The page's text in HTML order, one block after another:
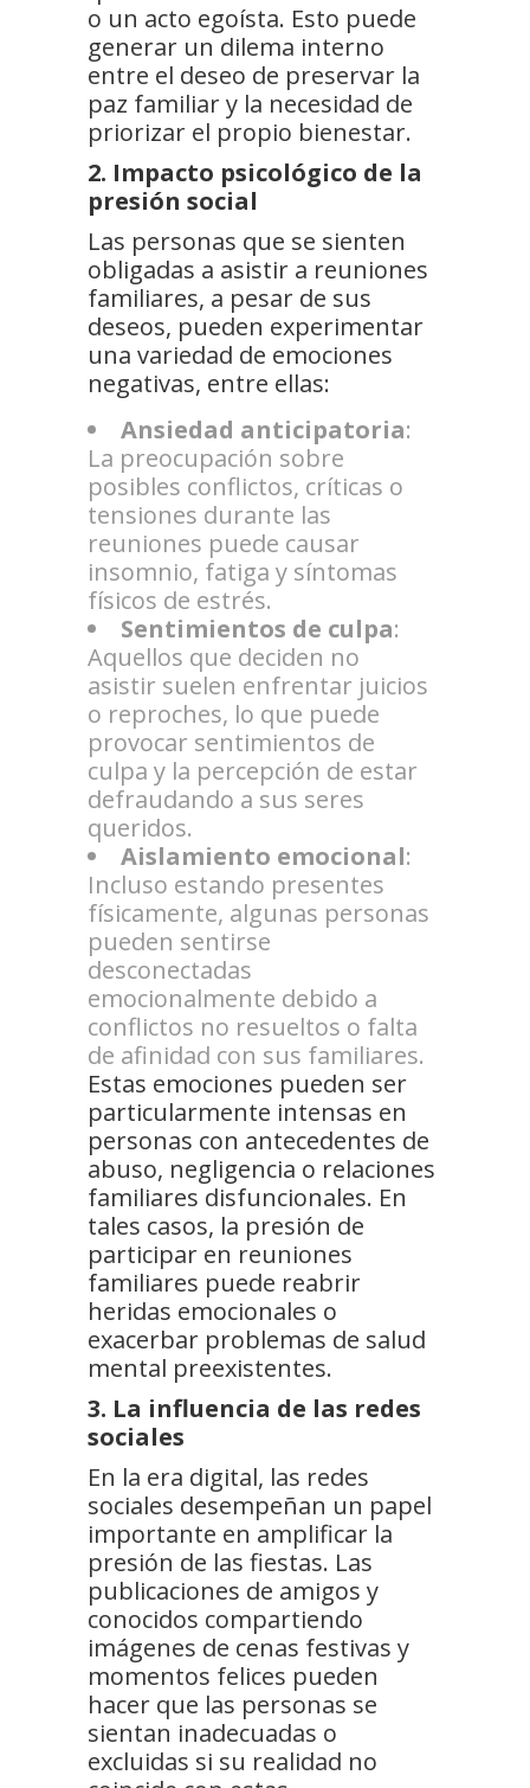
o un acto egoísta. Esto puede
generar un dilema interno
entre el deseo de preservar la
paz familiar y la necesidad de
priorizar el propio bienestar.
2. Impacto psicológico de la
presión social
Las personas que se sienten
obligadas a asistir a reuniones
familiares, a pesar de sus
deseos, pueden experimentar
una variedad de emociones
negativas, entre ellas:
Ansiedad anticipatoria:
La preocupación sobre
posibles conflictos, críticas o
tensiones durante las
reuniones puede causar
insomnio, fatiga y síntomas
físicos de estrés.
Sentimientos de culpa:
Aquellos que deciden no
asistir suelen enfrentar juicios
o reproches, lo que puede
provocar sentimientos de
culpa y la percepción de estar
defraudando a sus seres
queridos.
Aislamiento emocional:
Incluso estando presentes
físicamente, algunas personas
pueden sentirse
desconectadas
emocionalmente debido a
conflictos no resueltos o falta
de afinidad con sus familiares.
Estas emociones pueden ser
particularmente intensas en
personas con antecedentes de
abuso, negligencia o relaciones
familiares disfuncionales. En
tales casos, la presión de
participar en reuniones
familiares puede reabrir
heridas emocionales o
exacerbar problemas de salud
mental preexistentes.
3. La influencia de las redes
sociales
En la era digital, las redes
sociales desempeñan un papel
importante en amplificar la
presión de las fiestas. Las
publicaciones de amigos y
conocidos compartiendo
imágenes de cenas festivas y
momentos felices pueden
hacer que las personas se
sientan inadecuadas o
excluidas si su realidad no